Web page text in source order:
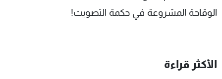
الوقاحة المشروعة في حكمة التصويت!
الأكثر قراءة